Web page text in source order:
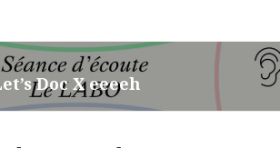
Doc X eeeeh